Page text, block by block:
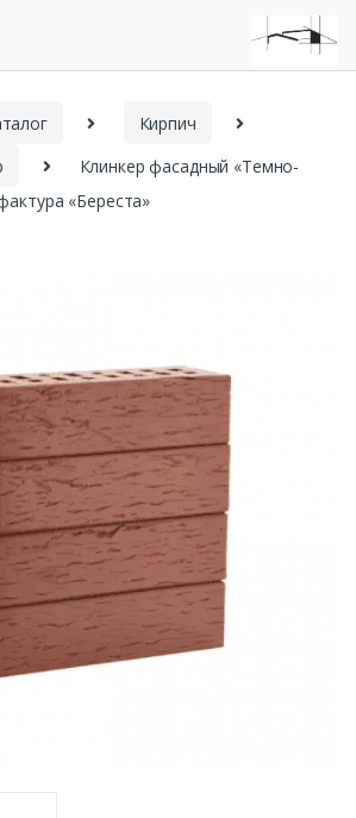
Кирпич
Клинкер фасадный «Темно-
«Береста»